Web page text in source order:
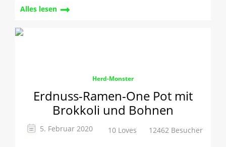
Alles lesen
Herd-Monster
Erdnuss-Ramen-One Pot mit
Brokkoli und Bohnen
5. Februar 2020 10 Loves 12462 Besucher